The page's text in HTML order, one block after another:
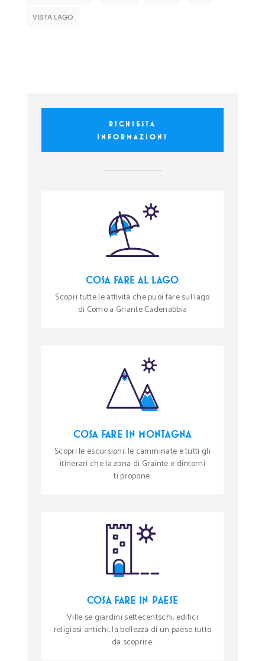
VISTA LAGO
RICHIESTA
INFORMAZIONI
COSA FARE AL LAGO
Scopri tutte le attività che puoi fare sul lago
di Como a Griante Cadenabbia
COSA FARE IN MONTAGNA
Scopri le escursioni, le camminate e tutti gli
itinerari che la zona di Grainte e dintorni
ti propone.
COSA FARE IN PAESE
Ville se giardini settecentschi, edifici
religiosi antichi, la bellezza di un paese tutto
da scoprire.